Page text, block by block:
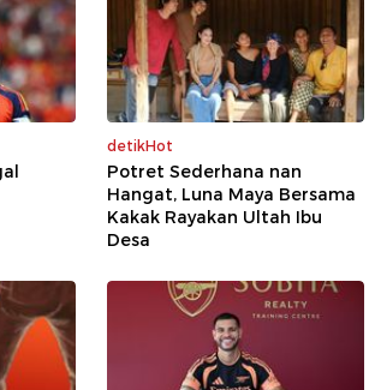
detikHot
Potret Sederhana nan
Hangat, Luna Maya Bersama
Kakak Rayakan Ultah Ibu
Desa